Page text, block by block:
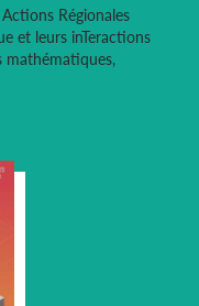
Régionales
et leurs inTeractions
mathématiques,